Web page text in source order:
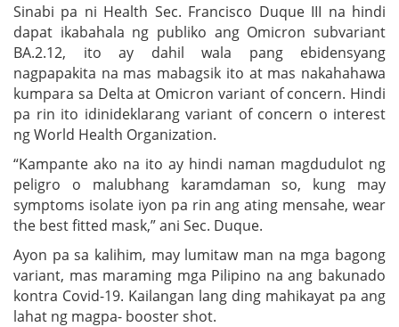
Sinabi pa ni Health Sec. Francisco Duque III na hindi
dapat ikabahala ng publiko ang Omicron subvariant
BA.2.12, ito ay dahil wala pang ebidensyang
nagpapakita na mas mabagsik ito at mas nakahahawa
kumpara sa Delta at Omicron variant of concern. Hindi
pa rin ito idinideklarang variant of concern o interest
ng World Health Organization.
“Kampante ako na ito ay hindi naman magdudulot ng
peligro o malubhang karamdaman so, kung may
symptoms isolate iyon pa rin ang ating mensahe, wear
the best fitted mask,” ani Sec. Duque.
Ayon pa sa kalihim, may lumitaw man na mga bagong
variant, mas maraming mga Pilipino na ang bakunado
kontra Covid-19. Kailangan lang ding mahikayat pa ang
lahat ng magpa- booster shot.